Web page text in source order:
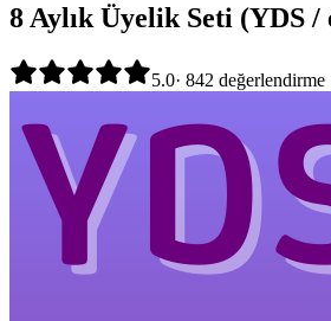
8 Aylık Üyelik Seti (YDS /
5.0· 842 değerlendirme